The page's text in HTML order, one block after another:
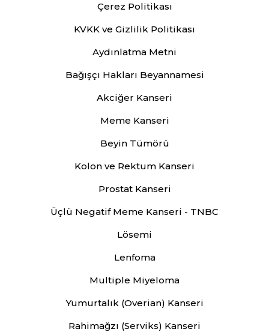
Çerez Politikası
KVKK ve Gizlilik Politikası
Aydınlatma Metni
Bağışçı Hakları Beyannamesi
Akciğer Kanseri
Meme Kanseri
Beyin Tümörü
Kolon ve Rektum Kanseri
Prostat Kanseri
Üçlü Negatif Meme Kanseri - TNBC
Lösemi
Lenfoma
Multiple Miyeloma
Yumurtalık (Overian) Kanseri
Rahimağzı (Serviks) Kanseri